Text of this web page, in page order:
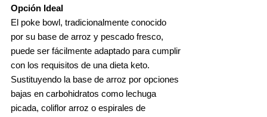
Opción Ideal
El poke bowl, tradicionalmente conocido
por su base de arroz y pescado fresco,
puede ser fácilmente adaptado para cumplir
con los requisitos de una dieta keto.
Sustituyendo la base de arroz por opciones
bajas en carbohidratos como lechuga
picada, coliflor arroz o espirales de